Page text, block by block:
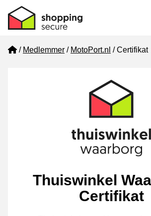
Home
Medlemmer MotoPort.nl Certifikat
Thuiswinkel
Certifikat